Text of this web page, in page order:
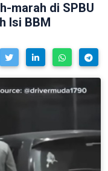
marah di SPBU
Isi BBM